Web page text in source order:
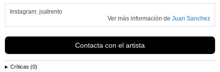
Instagram: jsatrento
Ver más información de Juan Sanchez
Contacta con el artista
Críticas (0)